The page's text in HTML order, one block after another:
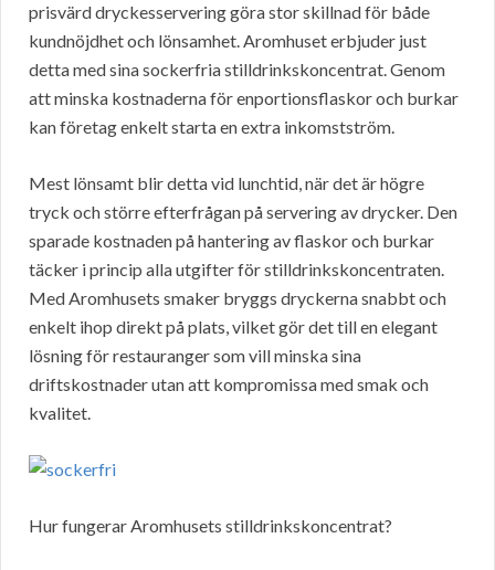
prisvärd dryckesservering göra stor skillnad för både
kundnöjdhet och lönsamhet. Aromhuset erbjuder just
detta med sina sockerfria stilldrinkskoncentrat. Genom
att minska kostnaderna för enportionsflaskor och burkar
kan företag enkelt starta en extra inkomstström.
Mest lönsamt blir detta vid lunchtid, när det är högre
tryck och större efterfrågan på servering av drycker. Den
sparade kostnaden på hantering av flaskor och burkar
täcker i princip alla utgifter för stilldrinkskoncentraten.
Med Aromhusets smaker bryggs dryckerna snabbt och
enkelt ihop direkt på plats, vilket gör det till en elegant
lösning för restauranger som vill minska sina
driftskostnader utan att kompromissa med smak och
kvalitet.
Hur fungerar Aromhusets stilldrinkskoncentrat?